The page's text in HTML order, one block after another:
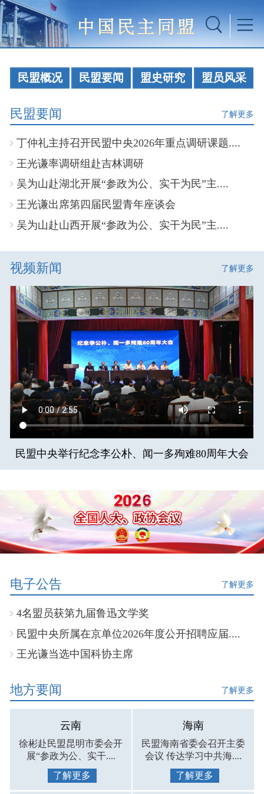
民盟概况 民盟要闻 盟史研究 盟员风采
民盟要闻 了解更多
丁仲礼主持召开民盟中央2026年重点调研课题....
王光谦率调研组赴吉林调研
吴为山赴湖北开展“参政为公、实干为民”主....
王光谦出席第四届民盟青年座谈会
吴为山赴山西开展“参政为公、实干为民”主....
视频新闻 了解更多
民盟中央举行纪念李公朴、闻一多殉难80周年大会
电子公告 了解更多
4名盟员获第九届鲁迅文学奖
民盟中央所属在京单位2026年度公开招聘应届....
王光谦当选中国科协主席
地方要闻 了解更多
云南
徐彬赴民盟昆明市委会开
展“参政为公、实干....
了解更多
海南
民盟海南省委会召开主委
会议 传达学习中共海....
了解更多